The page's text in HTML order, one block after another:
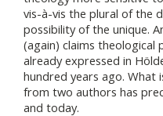
vis-à-vis the plural of the
possibility of the unique.
(again) claims theological
already expressed in
hundred years ago.
from two authors has
and today.